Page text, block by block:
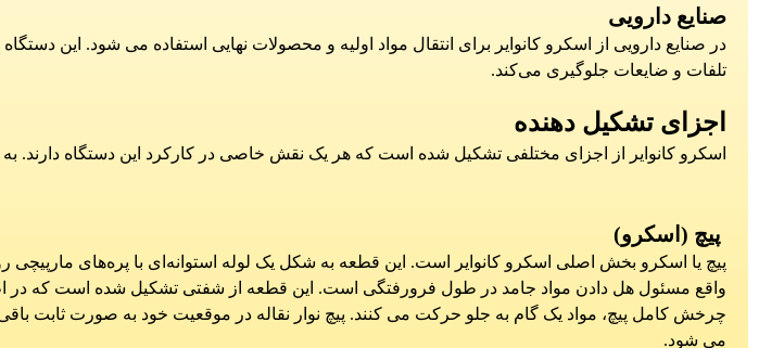
صنایع دارویی
در صنایع دارویی از اسکرو کانوایر برای انتقال مواد اولیه و محصولات نهایی استفاده می شود. این
تلفات و ضایعات جلوگیری می‌کند.
اجزای تشکیل دهنده
اسکرو کانوایر از اجزای مختلفی تشکیل شده است که هر یک نقش خاصی در کارکرد این دستگاه دارند.
پیچ (اسکرو)
پیچ یا اسکرو بخش اصلی اسکرو کانوایر است. این قطعه به شکل یک لوله استوانه‌ای با پره‌های مارپیچی
واقع مسئول هل دادن مواد جامد در طول فرورفتگی است. این قطعه از شفتی تشکیل شده است که در
چرخش کامل پیچ، مواد یک گام به جلو حرکت می کنند. پیچ نوار نقاله در موقعیت خود به صورت
می شود.